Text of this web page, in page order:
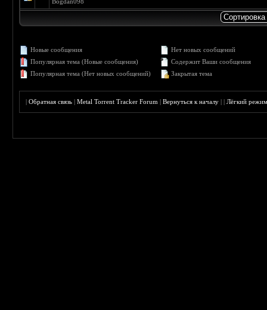
Новые сообщения
Популярная тема (Новые сообщения)
Популярная тема (Нет новых сообщений)
Нет новых сообщений
Содержит Ваши сообщения
Закрытая тема
|Обратная связь |Metal Torrent Tracker Forum |Вернуться к началу ||Лёгкий